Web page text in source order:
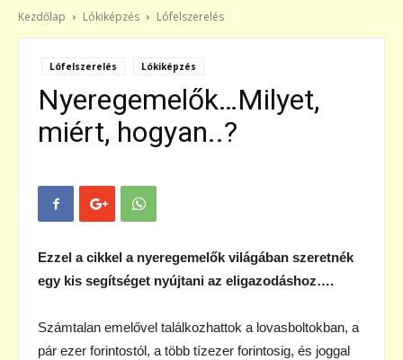
Kezdőlap Lókiképzés Lófelszerelés
Lófelszerelés Lókiképzés
Nyeregemelők…Milyet,
miért, hogyan..?
Ezzel a cikkel a nyeregemelők világában szeretnék
egy kis segítséget nyújtani az eligazodáshoz….
Számtalan emelővel találkozhattok a lovasboltokban, a
pár ezer forintostól, a több tízezer forintosig, és joggal